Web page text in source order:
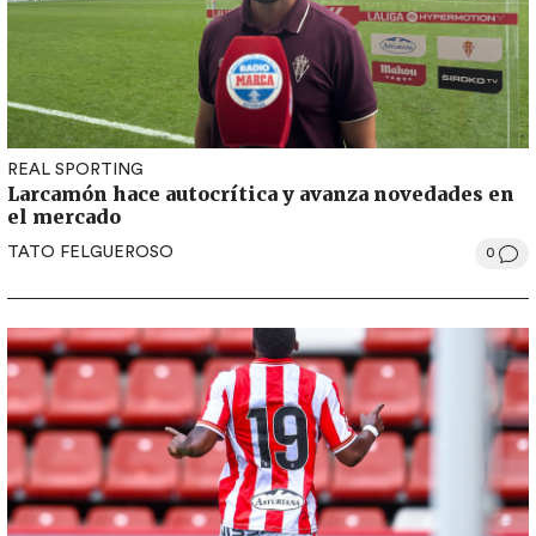
REAL SPORTING
Larcamón hace autocrítica y avanza novedades en
el mercado
TATO FELGUEROSO 0